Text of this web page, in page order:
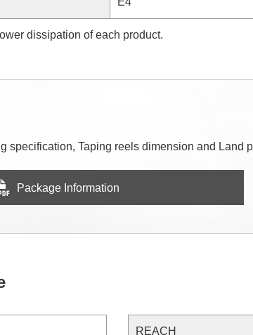
dissipation of each product.
specification, Taping reels dimension and Land
Package Information
REACH